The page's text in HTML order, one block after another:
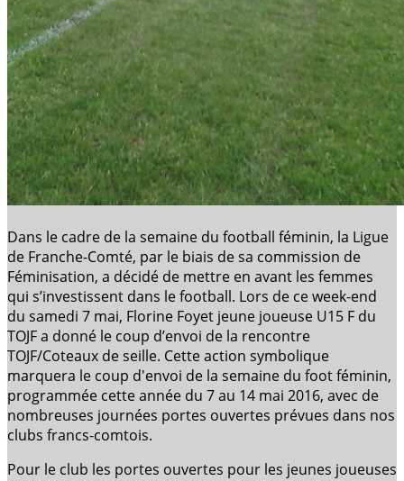
Dans le cadre de la semaine du football féminin, la Ligue
de Franche-Comté, par le biais de sa commission de
Féminisation, a décidé de mettre en avant les femmes
qui s’investissent dans le football. Lors de ce week-end
du samedi 7 mai, Florine Foyet jeune joueuse U15 F du
TOJF a donné le coup d’envoi de la rencontre
TOJF/Coteaux de seille. Cette action symbolique
marquera le coup d'envoi de la semaine du foot féminin,
programmée cette année du 7 au 14 mai 2016, avec de
nombreuses journées portes ouvertes prévues dans nos
clubs francs-comtois.
Pour le club les portes ouvertes pour les jeunes joueuses